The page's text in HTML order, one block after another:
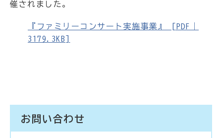
催されました。
『ファミリーコンサート実施事業』 [PDF｜
3179.3KB]
お問い合わせ